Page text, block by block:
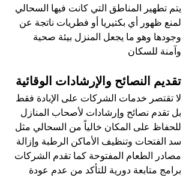
يتم تطهير المناطق التي كانت فيها السحالي
لمنع ظهور أي بكتيريا أو فطريات ناتجة عن
وجودها وهو ما يجعل المنزل بيئة صحية
وآمنة للسكان
تقديم النصائح والإرشادات الوقائية
لا تقتصر خدمات الشركات على الإبادة فقط
بل تقدم نصائح وإرشادات لأصحاب المنازل
للحفاظ على المكان خالياً من السحالي مثل
سد الفتحات وتنظيف الأماكن الرطبة وإزالة
مصادر الطعام المفتوحة كما تقدم الشركات
برامج متابعة دورية للتأكد من عدم عودة